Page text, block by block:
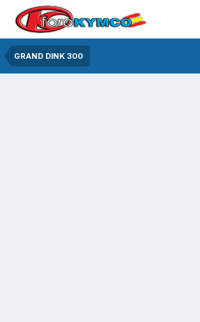
GRAND DINK 300